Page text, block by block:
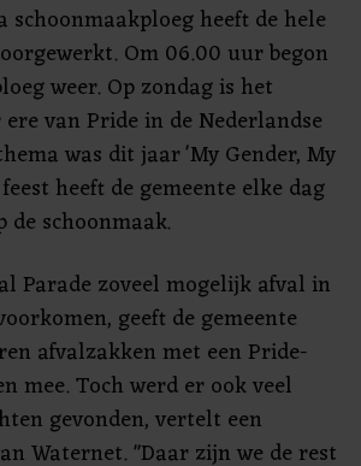
schoonmaakploeg heeft de hele
Om 06.00 uur begon
weer. Op zondag is het
van Pride in de Nederlandse
was dit jaar 'My Gender, My
heeft de gemeente elke dag
schoonmaak.
Parade zoveel mogelijk afval in
geeft de gemeente
afvalzakken met een Pride-
mee. Toch werd er ook veel
gevonden, vertelt een
Waternet. "Daar zijn we de rest